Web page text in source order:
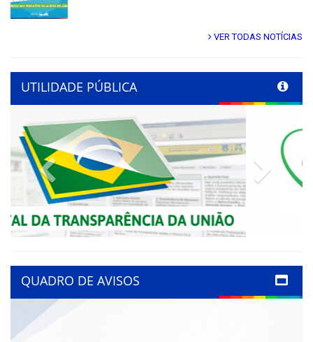
VER TODAS NOTÍCIAS
UTILIDADE PÚBLICA
Previous Next
QUADRO DE AVISOS